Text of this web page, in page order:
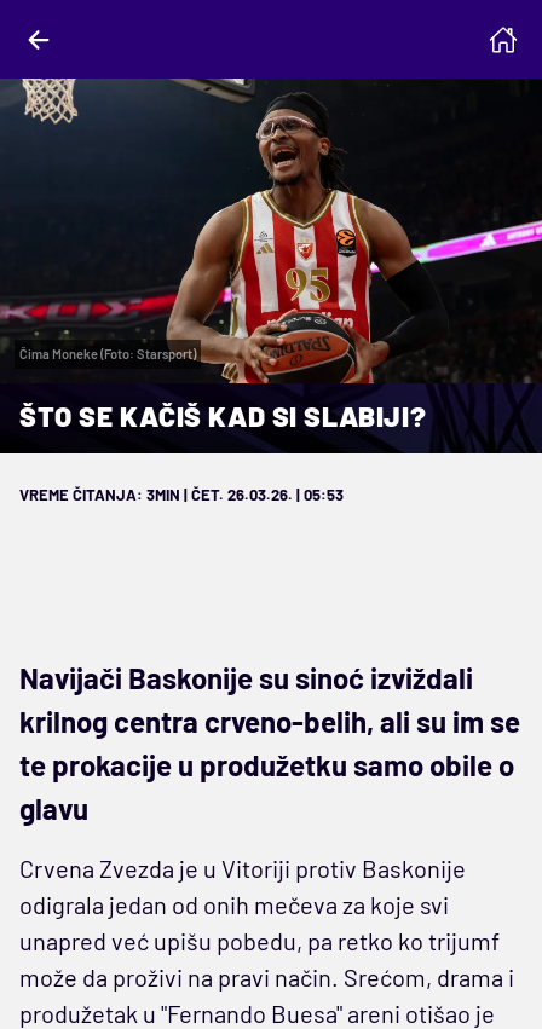
Čima Moneke (Foto: Starsport)
ŠTO SE KAČIŠ KAD SI SLABIJI?
VREME ČITANJA: 3MIN | ČET. 26.03.26. | 05:53
Navijači Baskonije su sinoć izviždali
krilnog centra crveno-belih, ali su im se
te prokacije u produžetku samo obile o
glavu
Crvena Zvezda je u Vitoriji protiv Baskonije
odigrala jedan od onih mečeva za koje svi
unapred već upišu pobedu, pa retko ko trijumf
može da proživi na pravi način. Srećom, drama i
produžetak u "Fernando Buesa" areni otišao je